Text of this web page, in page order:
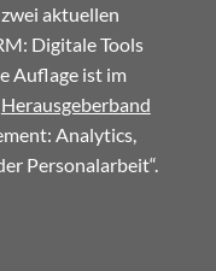
aktuellen
Digitale Tools
Auflage ist im
Herausgeberband
Analytics,
Personalarbeit“.